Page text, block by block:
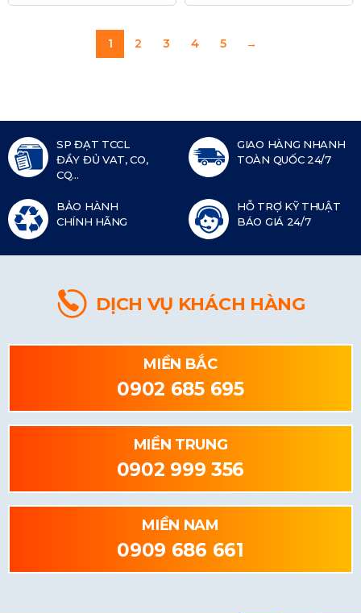
1 2 3 4 5 →
SP ĐẠT TCCL
ĐẦY ĐỦ VAT, CO,
CQ...
GIAO HÀNG NHANH
TOÀN QUỐC 24/7
BẢO HÀNH
CHÍNH HÃNG
HỖ TRỢ KỸ THUẬT
BÁO GIÁ 24/7
DỊCH VỤ KHÁCH HÀNG
MIỀN BẮC
0902 685 695
MIỀN TRUNG
0902 999 356
MIỀN NAM
0909 686 661